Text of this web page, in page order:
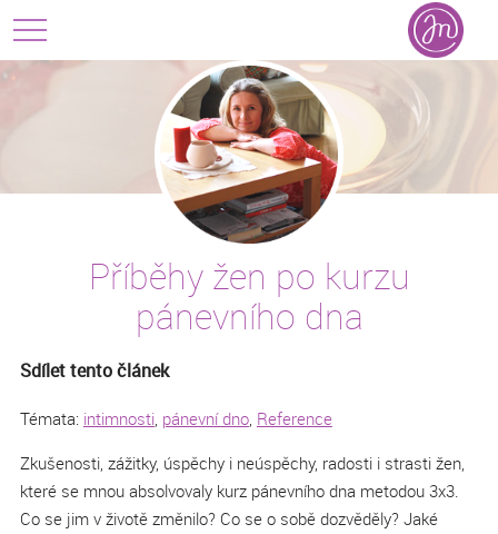
Příběhy žen po kurzu
pánevního dna
Sdílet tento článek
Témata: intimnosti, pánevní dno, Reference
Zkušenosti, zážitky, úspěchy i neúspěchy, radosti i strasti žen,
které se mnou absolvovaly kurz pánevního dna metodou 3x3.
Co se jim v životě změnilo? Co se o sobě dozvěděly? Jaké